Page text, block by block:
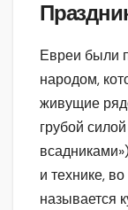
Евреи были
народом,
живущие
грубой
и технике,
называется